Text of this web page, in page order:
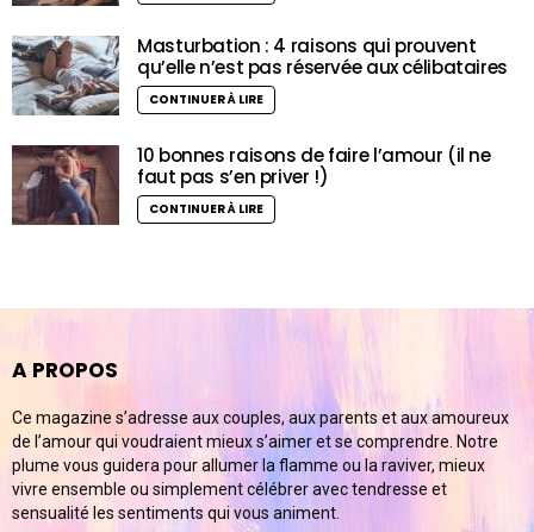
Masturbation : 4 raisons qui prouvent
qu’elle n’est pas réservée aux célibataires
CONTINUER À LIRE
10 bonnes raisons de faire l’amour (il ne
faut pas s’en priver !)
CONTINUER À LIRE
A PROPOS
Ce magazine s’adresse aux couples, aux parents et aux amoureux
de l’amour qui voudraient mieux s’aimer et se comprendre. Notre
plume vous guidera pour allumer la flamme ou la raviver, mieux
vivre ensemble ou simplement célébrer avec tendresse et
sensualité les sentiments qui vous animent.